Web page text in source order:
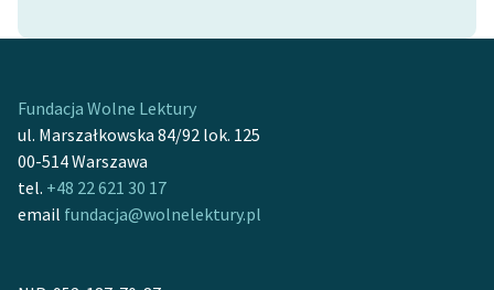
Fundacja Wolne Lektury
ul. Marszałkowska 84/92 lok. 125
00-514 Warszawa
tel. +48 22 621 30 17
email fundacja@wolnelektury.pl